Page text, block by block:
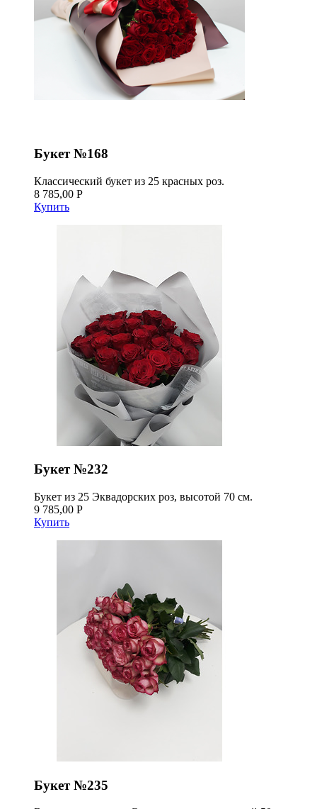
Букет №168
Классический букет из 25 красных роз.
8 785,00 Р
Купить
Букет №232
Букет из 25 Эквадорских роз, высотой 70 см.
9 785,00 Р
Купить
Букет №235